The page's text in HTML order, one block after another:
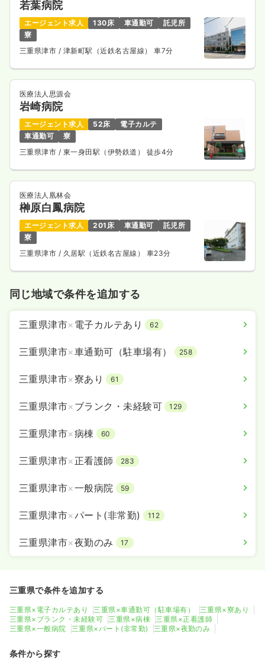
若葉病院
エージェント求人 130床 車通勤可
託児所
寮
三重県津市 / 津新町駅（近鉄名古屋線） 車7分
医療法人思源会
岩崎病院
エージェント求人 52床
電子カルテ
車通勤可
寮
三重県津市 / 東一身田駅（伊勢鉄道） 徒歩4分
医療法人凰林会
榊原白鳳病院
エージェント求人 201床 車通勤可
託児所
寮
三重県津市 / 久居駅（近鉄名古屋線） 車23分
同じ地域で条件を追加する
三重県津市× 電子カルテあり 62
三重県津市×車通勤可（駐車場有） 258
三重県津市×寮あり 61
三重県津市× ブランク・未経験可 129
三重県津市×病棟 60
三重県津市× 正看護師 283
三重県津市×一般病院 59
三重県津市×パート(非常勤) 112
三重県津市×夜勤のみ 17
三重県で条件を追加する
三重県×電子カルテあり 三重県×車通勤可（駐車場有）
三重県×寮あり
三重県×ブランク・未経験可
三重県×病棟
三重県×正看護師
三重県×一般病院
三重県×パート(非常勤) 三重県×夜勤のみ
条件から探す